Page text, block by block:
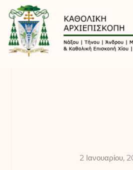
2 Ιανουαρίου,